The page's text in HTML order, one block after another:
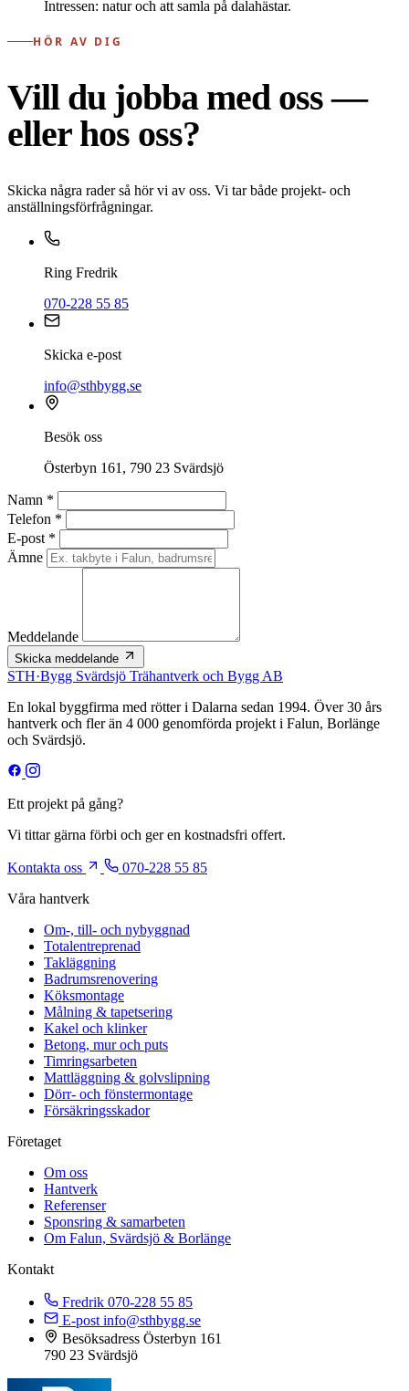
Intressen: natur och att samla på dalahästar.
HÖR AV DIG
Vill du jobba med oss —
eller hos oss?
Skicka några rader så hör vi av oss. Vi tar både projekt- och
anställningsförfrågningar.
Ring Fredrik
070-228 55 85
Skicka e-post
info@sthbygg.se
Besök oss
Österbyn 161, 790 23 Svärdsjö
Namn *
Telefon *
E-post *
Ämne
Meddelande
Skicka meddelande
STH·Bygg Svärdsjö Trähantverk och Bygg AB
En lokal byggfirma med rötter i Dalarna sedan 1994. Över 30 års
hantverk och fler än 4 000 genomförda projekt i Falun, Borlänge
och Svärdsjö.
Ett projekt på gång?
Vi tittar gärna förbi och ger en kostnadsfri offert.
Kontakta oss
070-228 55 85
Våra hantverk
Om-, till- och nybyggnad
Totalentreprenad
Takläggning
Badrumsrenovering
Köksmontage
Målning & tapetsering
Kakel och klinker
Betong, mur och puts
Timringsarbeten
Mattläggning & golvslipning
Dörr- och fönstermontage
Försäkringsskador
Företaget
Om oss
Hantverk
Referenser
Sponsring & samarbeten
Om Falun, Svärdsjö & Borlänge
Kontakt
Fredrik 070-228 55 85
E-post info@sthbygg.se
Besöksadress Österbyn 161
790 23 Svärdsjö